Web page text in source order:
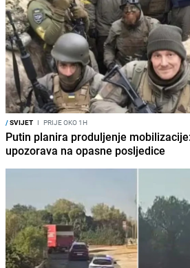
/SVIJET I PRIJE OKO 1H
Putin planira produljenje
upozorava na opasne posljedice